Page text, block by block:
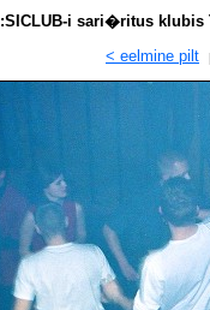
I:SICLUB-i sari�ritus klubis
< eelmine pilt